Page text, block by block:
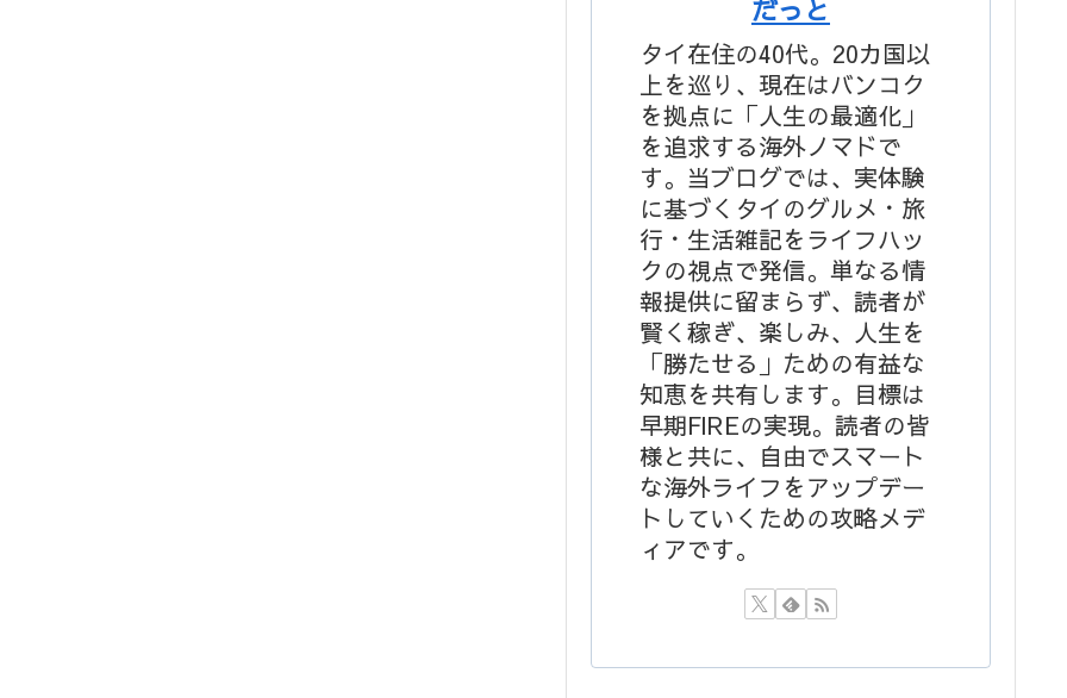
だっと
タイ在住の40代。20カ国以
上を巡り、現在はバンコク
を拠点に「人生の最適化」
を追求する海外ノマドで
す。当ブログでは、実体験
に基づくタイのグルメ・旅
行・生活雑記をライフハッ
クの視点で発信。単なる情
報提供に留まらず、読者が
賢く稼ぎ、楽しみ、人生を
「勝たせる」ための有益な
知恵を共有します。目標は
早期FIREの実現。読者の皆
様と共に、自由でスマート
な海外ライフをアップデー
トしていくための攻略メデ
ィアです。